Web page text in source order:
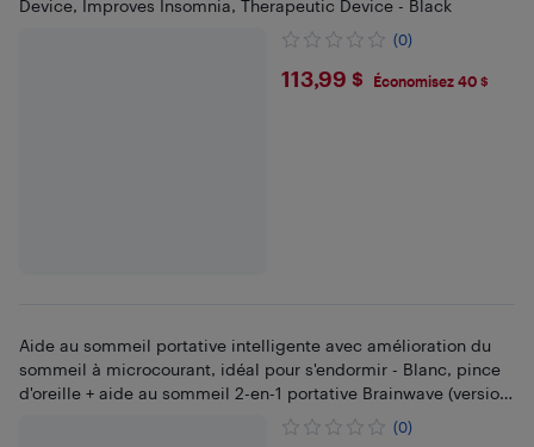
Device, Improves Insomnia, Therapeutic Device - Black
(0)
$113.99
113,99 $ Économisez 40 $
Aide au sommeil portative intelligente avec amélioration du
sommeil à microcourant, idéal pour s'endormir - Blanc, pince
d'oreille + aide au sommeil 2-en-1 portative Brainwave (version
(0)